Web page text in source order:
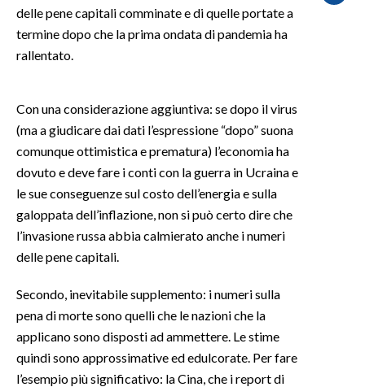
SARDI NEL MONDO
EVENTI
#CARAUNIONE
3 MINUTI CON
INSULARITÀ
ABBONATI
ANNUNCI
NECROLOGI
PUBBLICITÀ
delle pene capitali comminate e di quelle portate a
termine dopo che la prima ondata di pandemia ha
rallentato.
Con una considerazione aggiuntiva: se dopo il virus
(ma a giudicare dai dati l’espressione “dopo” suona
comunque ottimistica e prematura) l’economia ha
dovuto e deve fare i conti con la guerra in Ucraina e
le sue conseguenze sul costo dell’energia e sulla
galoppata dell’inflazione, non si può certo dire che
l’invasione russa abbia calmierato anche i numeri
delle pene capitali.
Secondo, inevitabile supplemento: i numeri sulla
pena di morte sono quelli che le nazioni che la
applicano sono disposti ad ammettere. Le stime
quindi sono approssimative ed edulcorate. Per fare
l’esempio più significativo: la Cina, che i report di